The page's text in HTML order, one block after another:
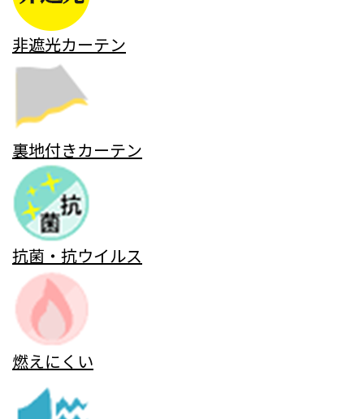
非遮光カーテン
裏地付きカーテン
抗菌・抗ウイルス
燃えにくい